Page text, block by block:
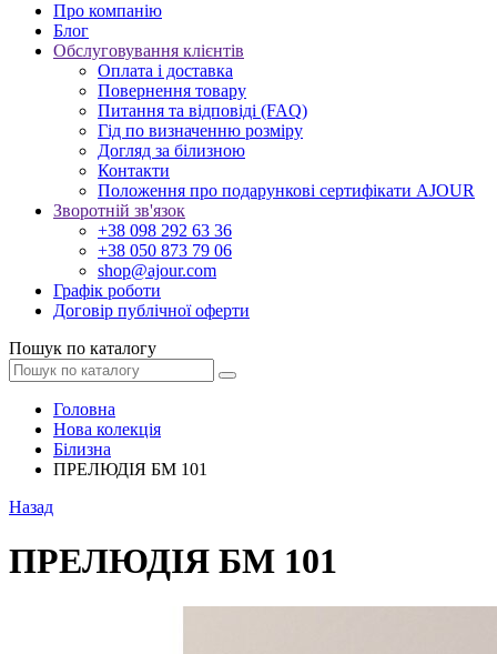
Про компанію
Блог
Обслуговування клієнтів
Оплата і доставка
Повернення товару
Питання та відповіді (FAQ)
Гід по визначенню розміру
Догляд за білизною
Контакти
Положення про подарункові сертифікати AJOUR
Зворотній зв'язок
+38 098 292 63 36
+38 050 873 79 06
shop@ajour.com
Графік роботи
Договір публічної оферти
Пошук по каталогу
Головна
Нова колекція
Білизна
ПРЕЛЮДІЯ БМ 101
Назад
ПРЕЛЮДІЯ БМ 101